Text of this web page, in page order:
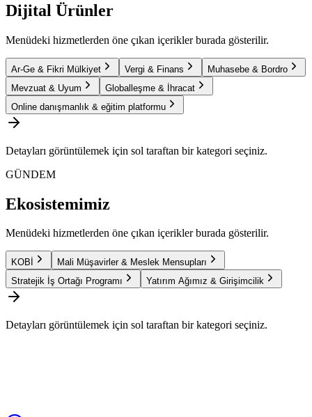
Dijital Ürünler
Menüdeki hizmetlerden öne çıkan içerikler burada gösterilir.
Ar-Ge & Fikri Mülkiyet Vergi & Finans
Muhasebe & Bordro
Mevzuat & Uyum
Globalleşme & İhracat
Online danışmanlık & eğitim platformu
Detayları görüntülemek için sol taraftan bir kategori seçiniz.
GÜNDEM
Ekosistemimiz
Menüdeki hizmetlerden öne çıkan içerikler burada gösterilir.
KOBİ
Mali Müşavirler & Meslek Mensupları
Stratejik İş Ortağı Programı
Yatırım Ağımız & Girişimcilik
Detayları görüntülemek için sol taraftan bir kategori seçiniz.